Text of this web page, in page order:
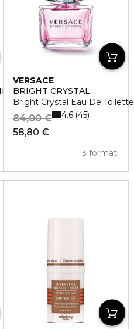
D'ETÉ CORPS
VERSACE
BRIGHT CRYSTAL
Bright Crystal Eau De
58,80 €
84,00 €
3 formati
4.6 45